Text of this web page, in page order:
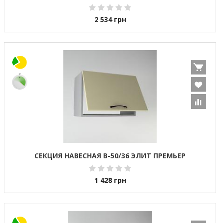
2 534 грн
СЕКЦИЯ НАВЕСНАЯ В-50/36 ЭЛИТ ПРЕМЬЕР
1 428 грн